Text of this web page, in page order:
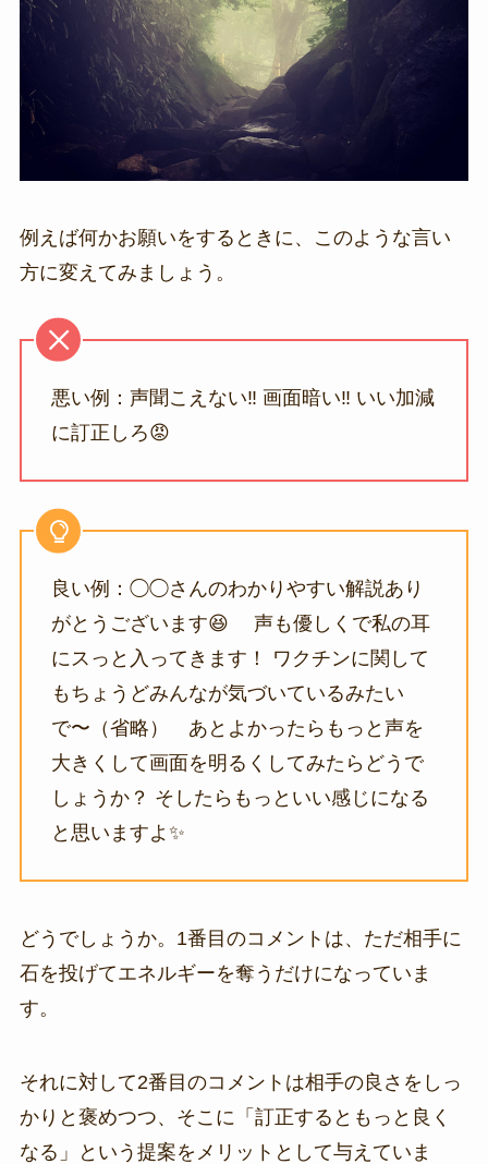
例えば何かお願いをするときに、このような言い
方に変えてみましょう。
悪い例：声聞こえない‼️ 画面暗い‼️ いい加減
に訂正しろ😡
良い例：◯◯さんのわかりやすい解説あり
がとうございます😆 声も優しくで私の耳
にスっと入ってきます！ ワクチンに関して
もちょうどみんなが気づいているみたい
で〜（省略） あとよかったらもっと声を
大きくして画面を明るくしてみたらどうで
しょうか？ そしたらもっといい感じになる
と思いますよ✨
どうでしょうか。1番目のコメントは、ただ相手に
石を投げてエネルギーを奪うだけになっていま
す。
それに対して2番目のコメントは相手の良さをしっ
かりと褒めつつ、そこに「訂正するともっと良く
なる」という提案をメリットとして与えていま